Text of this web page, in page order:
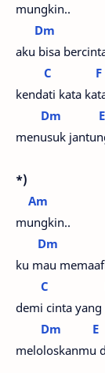
mungkin..
Dm
aku bisa
C
F
kendati kata
Dm
E
menusuk
*)
Am
mungkin..
Dm
ku mau
C
demi cinta
Dm
E
meloloskanmu